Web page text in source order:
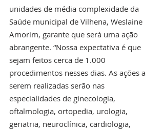
unidades de média complexidade da
Saúde municipal de Vilhena, Weslaine
Amorim, garante que será uma ação
abrangente. “Nossa expectativa é que
sejam feitos cerca de 1.000
procedimentos nesses dias. As ações a
serem realizadas serão nas
especialidades de ginecologia,
oftalmologia, ortopedia, urologia,
geriatria, neuroclínica, cardiologia,